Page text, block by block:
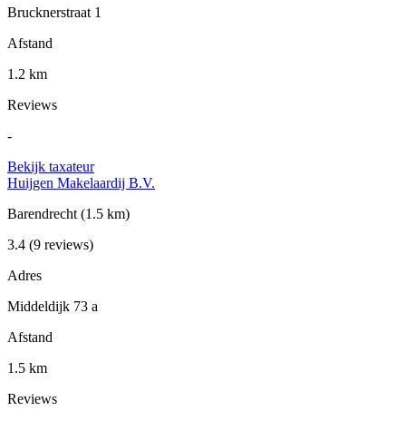
Brucknerstraat 1
Afstand
1.2 km
Reviews
-
Bekijk taxateur
Huijgen Makelaardij B.V.
Barendrecht (1.5 km)
3.4 (9 reviews)
Adres
Middeldijk 73 a
Afstand
1.5 km
Reviews